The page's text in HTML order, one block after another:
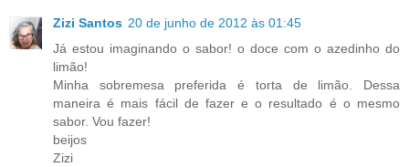
Zizi Santos 20 de junho de 2012 às 01:45
Já estou imaginando o sabor! o doce com o azedinho do
limão!
Minha sobremesa preferida é torta de limão. Dessa
maneira é mais fácil de fazer e o resultado é o mesmo
sabor. Vou fazer!
beijos
Zizi